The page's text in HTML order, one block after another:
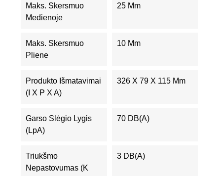
Maks. Skersmuo
Medienoje
25 Mm
Maks. Skersmuo
Pliene
10 Mm
Produkto Išmatavimai
(I X P X A)
326 X 79 X 115 Mm
Garso Slėgio Lygis
(LpA)
70 DB(A)
Triukšmo
Nepastovumas (K
3 DB(A)